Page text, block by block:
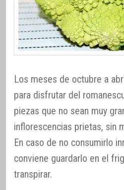
Los meses de octubre a
para disfrutar del
piezas que no sean muy
inflorescencias prietas, sin
En caso de no consumirlo
conviene guardarlo en el
transpirar.